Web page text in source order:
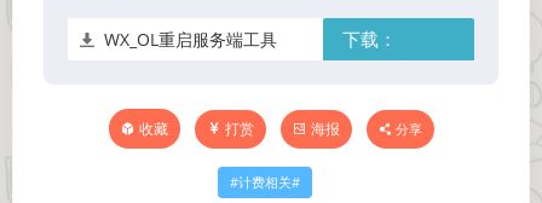
下载：
WX_OL重启服务端工具
收藏 打赏 海报 分享
计费相关